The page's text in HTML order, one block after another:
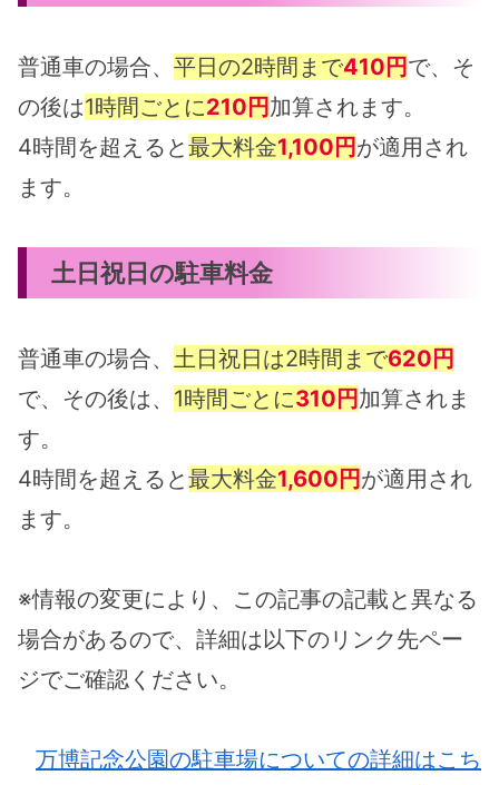
普通車の場合、 平日の2時間まで410円で、そ
の後は1時間ごとに210円加算されます。
4時間を超えると最大料金1,100円が適用され
ます。
土日祝日の駐車料金
普通車の場合、 土日祝日は2時間まで620円
で、その後は、 1時間ごとに310円加算されま
す。
4時間を超えると最大料金1,600円が適用され
ます。
※情報の変更により、この記事の記載と異なる
場合があるので、詳細は以下のリンク先ペー
ジでご確認ください。
万博記念公園の駐車場についての詳細はこち